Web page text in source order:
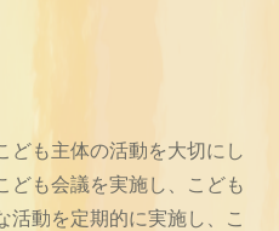
ども主体の活動を大切にし
ども会議を実施し、こども
活動を定期的に実施し、こ